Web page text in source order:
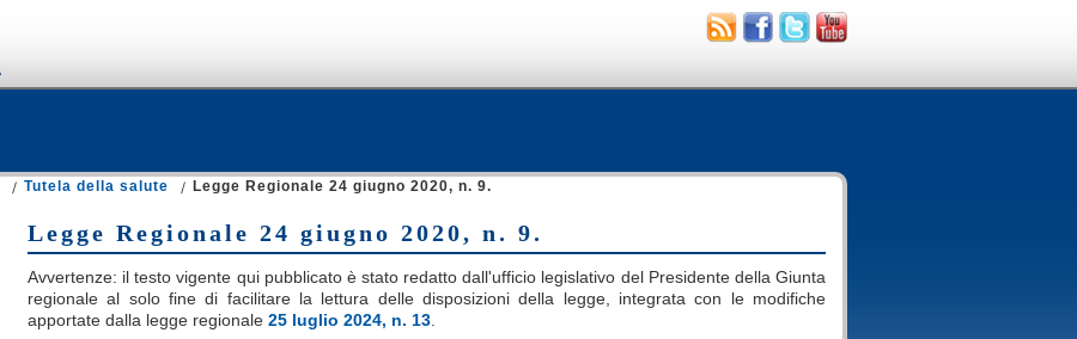
Tutela della salute Legge Regionale 24 giugno 2020, n. 9.
Legge Regionale 24 giugno 2020, n. 9.
Avvertenze: il testo vigente qui pubblicato è stato redatto dall'ufficio legislativo del Presidente della Giunta
regionale al solo fine di facilitare la lettura delle disposizioni della legge, integrata con le modifiche
apportate dalla legge regionale 25 luglio 2024, n. 13.